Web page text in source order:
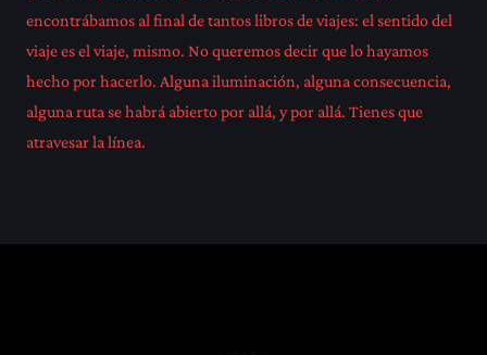
encontrábamos al final de tantos libros de viajes: el sentido del
viaje es el viaje, mismo. No queremos decir que lo hayamos
hecho por hacerlo. Alguna iluminación, alguna consecuencia,
alguna ruta se habrá abierto por allá, y por allá. Tienes que
atravesar la línea.